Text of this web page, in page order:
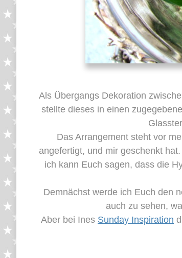
Als Übergangs Dekoration
stellte dieses in einen
Das Arrangement steht vor
angefertigt, und mir geschenkt
ich kann Euch sagen, dass die
Demnächst werde ich Euch den
auch zu sehen,
Aber bei Ines Sunday Inspiration